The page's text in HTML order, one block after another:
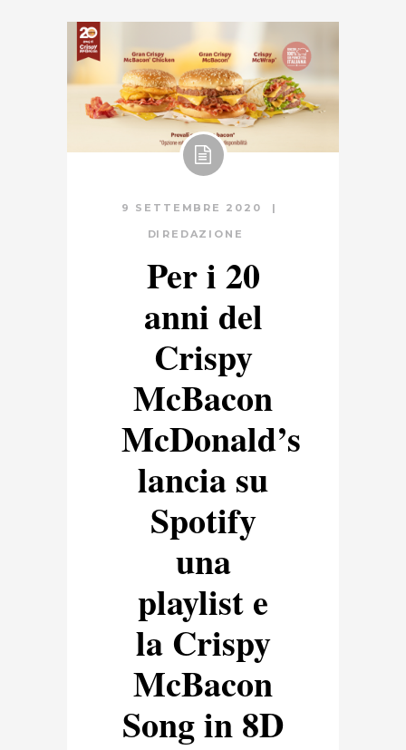
9 SETTEMBRE 2020
DI REDAZIONE
Per i 20
anni del
Crispy
McBacon
McDonald’s
lancia su
Spotify
una
playlist e
la Crispy
McBacon
Song in 8D